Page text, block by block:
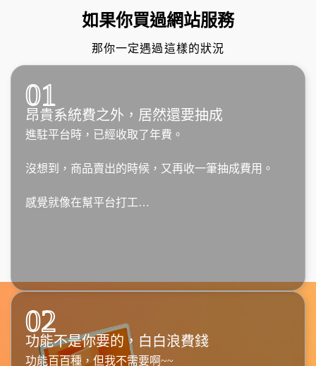
如果你買過網站服務
那你一定遇過這樣的狀況
01
昂貴系統費之外，居然還要抽成
進駐平台時，已經收取了年費。
沒想到，商品賣出的時候，又再收一筆抽成費用。
感覺就像在幫平台打工…
02
功能不是你要的，白白浪費錢
功能百百種，但我不需要啊~~